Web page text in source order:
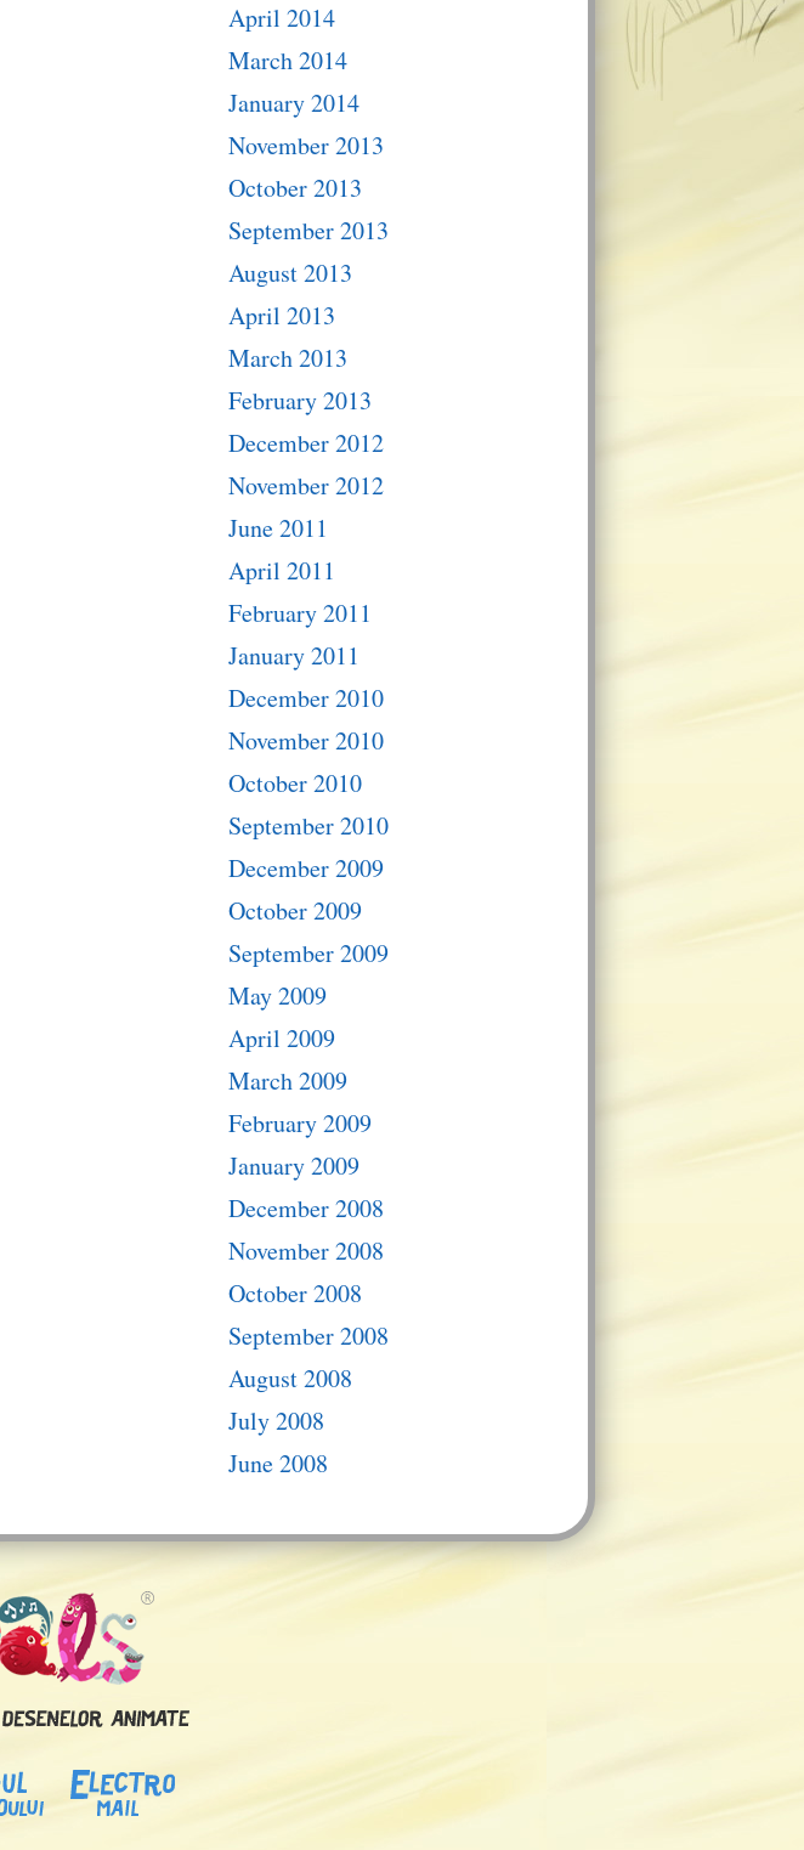
April 2014
March 2014
January 2014
November 2013
October 2013
September 2013
August 2013
April 2013
March 2013
February 2013
December 2012
November 2012
June 2011
April 2011
February 2011
January 2011
December 2010
November 2010
October 2010
September 2010
December 2009
October 2009
September 2009
May 2009
April 2009
March 2009
February 2009
January 2009
December 2008
November 2008
October 2008
September 2008
August 2008
July 2008
June 2008